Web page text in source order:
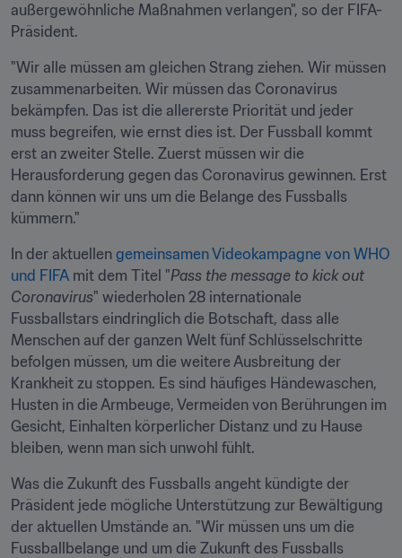
außergewöhnliche Maßnahmen verlangen", so der FIFA-
Präsident.
"Wir alle müssen am gleichen Strang ziehen. Wir müssen
zusammenarbeiten. Wir müssen das Coronavirus
bekämpfen. Das ist die allererste Priorität und jeder
muss begreifen, wie ernst dies ist. Der Fussball kommt
erst an zweiter Stelle. Zuerst müssen wir die
Herausforderung gegen das Coronavirus gewinnen. Erst
dann können wir uns um die Belange des Fussballs
kümmern."
In der aktuellen gemeinsamen Videokampagne von WHO
und FIFA mit dem Titel "Pass the message to kick out
Coronavirus" wiederholen 28 internationale
Fussballstars eindringlich die Botschaft, dass alle
Menschen auf der ganzen Welt fünf Schlüsselschritte
befolgen müssen, um die weitere Ausbreitung der
Krankheit zu stoppen. Es sind häufiges Händewaschen,
Husten in die Armbeuge, Vermeiden von Berührungen im
Gesicht, Einhalten körperlicher Distanz und zu Hause
bleiben, wenn man sich unwohl fühlt.
Was die Zukunft des Fussballs angeht kündigte der
Präsident jede mögliche Unterstützung zur Bewältigung
der aktuellen Umstände an. "Wir müssen uns um die
Fussballbelange und um die Zukunft des Fussballs